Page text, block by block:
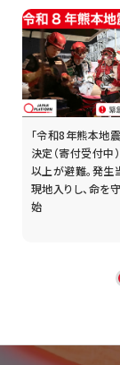
「令和8年熊本地
決定（寄付受付中
以上が避難。発生
現地入りし、命を
始